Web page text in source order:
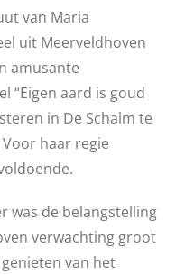
van Maria
uit Meerveldhoven
amusante
“Eigen aard is goud
in De Schalm te
haar regie
was de belangstelling
verwachting groot
van het